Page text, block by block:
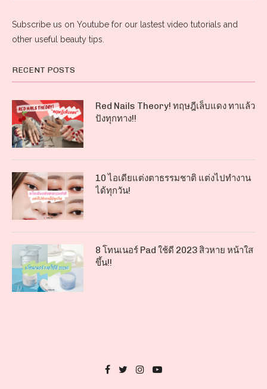
Subscribe us on Youtube for our lastest video tutorials and
other useful beauty tips.
RECENT POSTS
Red Nails Theory! ทฤษฎีเล็บแดง ทาแล้ว
ปังทุกทาง!!
10 ไอเดียแต่งตาธรรมชาติ แต่งไปทำงาน
ได้ทุกวัน!
8 โทนเนอร์ Pad ใช้ดี 2023 สิวหาย หน้าใส
ขึ้น!!